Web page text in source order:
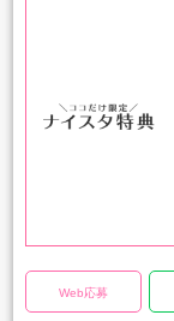
Web応募